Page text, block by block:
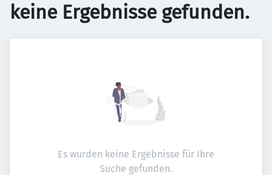
keine Ergebnisse gefunden.
Es wurden keine Ergebnisse für Ihre
Suche gefunden.